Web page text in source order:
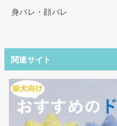
身バレ・顔バレ
関連サイト